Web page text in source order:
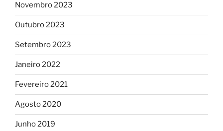
Novembro 2023
Outubro 2023
Setembro 2023
Janeiro 2022
Fevereiro 2021
Agosto 2020
Junho 2019